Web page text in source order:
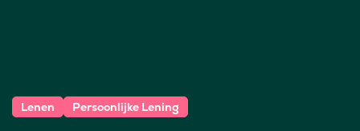
Lenen Persoonlijke Lening